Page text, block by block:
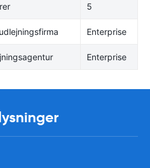
5
Enterprise
Enterprise